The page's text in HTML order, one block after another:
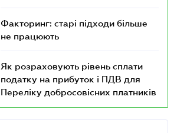
Факторинг: старі підходи більше
не працюють
Як розраховують рівень сплати
податку на прибуток і ПДВ для
Переліку добросовісних платників